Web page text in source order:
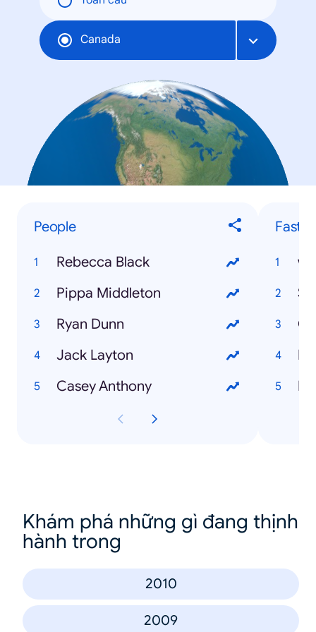
Canada
People
Rebecca Black
Pippa Middleton
Ryan Dunn
Jack Layton
Casey Anthony
Khám phá những gì đang thịnh
hành trong
2010
2009